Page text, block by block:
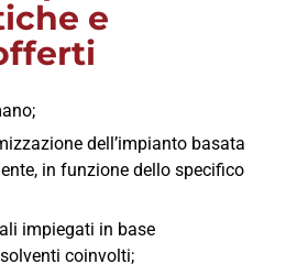
e
dell’impianto basata
in funzione dello specifico
impiegati in base
coinvolti;